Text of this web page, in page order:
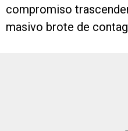
compromiso
masivo brote de